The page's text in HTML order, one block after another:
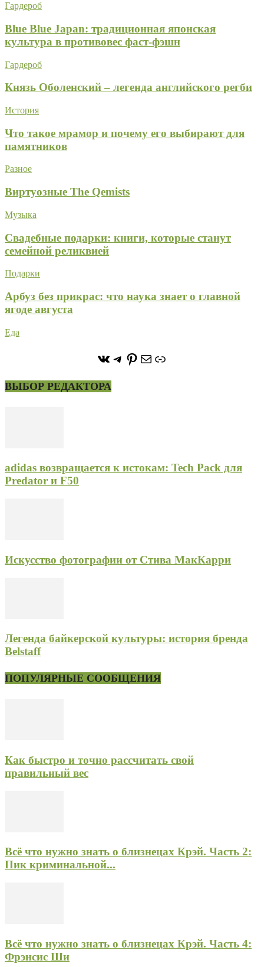
Гардероб
Blue Blue Japan: традиционная японская
культура в противовес фаст-фэшн
Гардероб
Князь Оболенский – легенда английского регби
История
Что такое мрамор и почему его выбирают для
памятников
Разное
Виртуозные The Qemists
Музыка
Свадебные подарки: книги, которые станут
семейной реликвией
Подарки
Арбуз без прикрас: что наука знает о главной
ягоде августа
Еда
https://vk.com/
https://t.me/stoneforest
https://
ПочтаСсылка
ВЫБОР РЕДАКТОРА
adidas возвращается к истокам: Tech Pack для
Predator и F50
Искусство фотографии от Стива МакКарри
Легенда байкерской культуры: история бренда
Belstaff
ПОПУЛЯРНЫЕ СООБЩЕНИЯ
Как быстро и точно рассчитать свой
правильный вес
Всё что нужно знать о близнецах Крэй. Часть 2:
Пик криминальной...
Всё что нужно знать о близнецах Крэй. Часть 4:
Фрэнсис Ши